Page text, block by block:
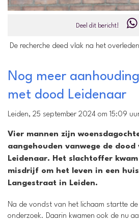
Deel dit bericht!
De recherche deed vlak na het
Nog meer
met dood Leidenaar
Leiden, 25 september 2024 om 15:09
Vier mannen zijn
aangehouden vanwege de
Leidenaar. Het slachtoffer
misdrijf om het leven in een
Langestraat in Leiden.
Na de vondst van het lichaam startte
onderzoek. Daarin kwamen ook de nu